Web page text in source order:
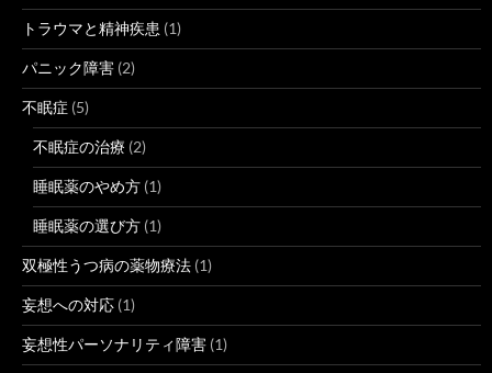
トラウマと精神疾患 (1)
パニック障害 (2)
不眠症 (5)
不眠症の治療 (2)
睡眠薬のやめ方 (1)
睡眠薬の選び方 (1)
双極性うつ病の薬物療法 (1)
妄想への対応 (1)
妄想性パーソナリティ障害 (1)